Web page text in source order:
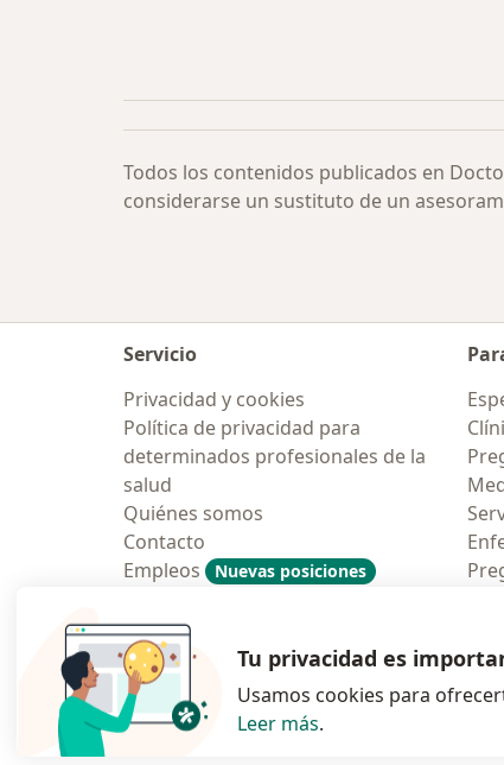
Todos los contenidos publicados en
considerarse un sustituto de un
Servicio
Privacidad y cookies
Política de privacidad para
determinados profesionales de la
salud
Quiénes somos
Contacto
Empleos
Nuevas posiciones
Contratación
Polska
Tu privacidad es
Usamos cookies para
Leer más.